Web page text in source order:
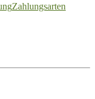
Zahlungsarten